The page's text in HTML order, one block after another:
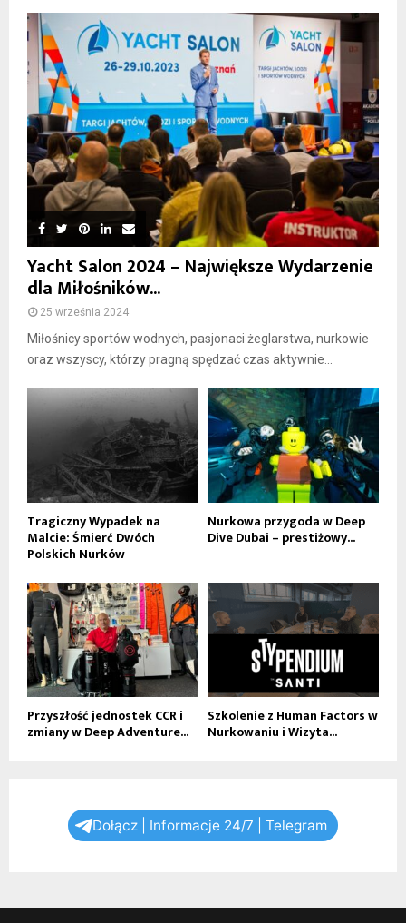
Yacht Salon 2024 – Największe Wydarzenie
dla Miłośników...
25 września 2024
Miłośnicy sportów wodnych, pasjonaci żeglarstwa, nurkowie
oraz wszyscy, którzy pragną spędzać czas aktywnie...
Tragiczny Wypadek na
Malcie: Śmierć Dwóch
Polskich Nurków
Nurkowa przygoda w Deep
Dive Dubai – prestiżowy...
Przyszłość jednostek CCR i
zmiany w Deep Adventure...
Szkolenie z Human Factors w
Nurkowaniu i Wizyta...
Dołącz | Informacje 24/7 | Telegram